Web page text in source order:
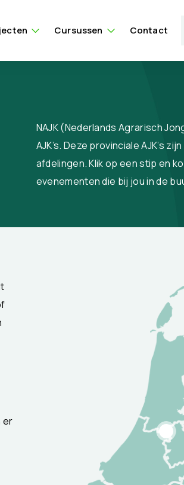
Cursussen Contact
NAJK (Nederlands Agrarisch
AJK’s. Deze provinciale AJK’s
afdelingen. Klik op een stip en
evenementen die bij jou in de
er
2